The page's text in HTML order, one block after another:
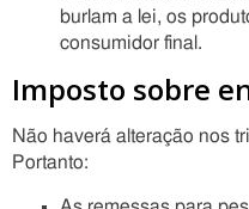
burlam a lei, os
consumidor final.
Imposto sobre
Não haverá alteração nos
Portanto: